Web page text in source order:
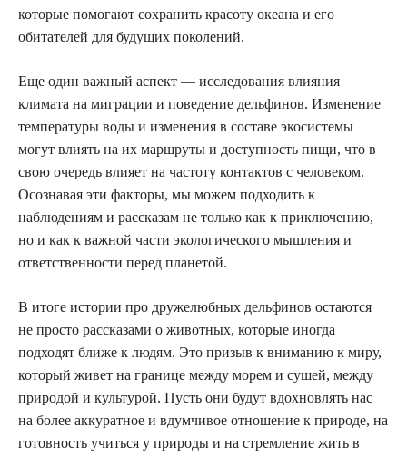
которые помогают сохранить красоту океана и его
обитателей для будущих поколений.
Еще один важный аспект — исследования влияния
климата на миграции и поведение дельфинов. Изменение
температуры воды и изменения в составе экосистемы
могут влиять на их маршруты и доступность пищи, что в
свою очередь влияет на частоту контактов с человеком.
Осознавая эти факторы, мы можем подходить к
наблюдениям и рассказам не только как к приключению,
но и как к важной части экологического мышления и
ответственности перед планетой.
В итоге истории про дружелюбных дельфинов остаются
не просто рассказами о животных, которые иногда
подходят ближе к людям. Это призыв к вниманию к миру,
который живет на границе между морем и сушей, между
природой и культурой. Пусть они будут вдохновлять нас
на более аккуратное и вдумчивое отношение к природе, на
готовность учиться у природы и на стремление жить в